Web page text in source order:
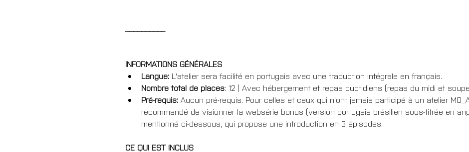
INFORMATIONS GÉNÉRALES
Langue: L'atelier sera facilité en portugais avec une traduction intégrale en français.
Nombre total de places: 12 | Avec hébergement et repas quotidiens (repas du midi et
Pré-requis: Aucun pré-requis. Pour celles et ceux qui n'ont jamais participé à un atelier
recommandé de visionner la websérie bonus (version portugais brésilien sous-titrée en
mentionné ci-dessous, qui propose une introduction en 3 épisodes.
CE QUI EST INCLUS